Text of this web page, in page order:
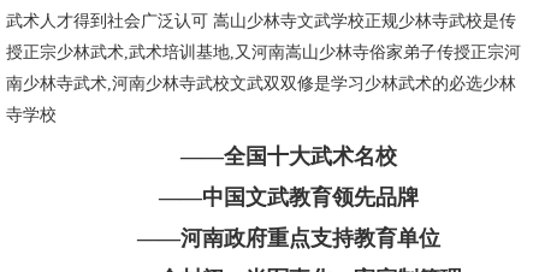
武术人才得到社会广泛认可 嵩山少林寺文武学校正规少林寺武校是传
授正宗少林武术,武术培训基地,又河南嵩山少林寺俗家弟子传授正宗河
南少林寺武术,河南少林寺武校文武双双修是学习少林武术的必选少林
寺学校
——全国十大武术名校
——中国文武教育领先品牌
——河南政府重点支持教育单位